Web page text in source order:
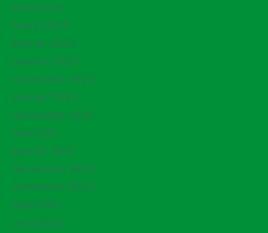
avril 2023
mars 2023
février 2023
janvier 2023
novembre 2022
janvier 2022
novembre 2021
mai 2021
janvier 2021
décembre 2020
novembre 2020
mai 2020
avril 2020